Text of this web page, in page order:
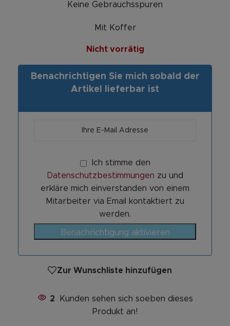
Keine Gebrauchsspuren
Mit Koffer
Nicht vorrätig
Benachrichtigen Sie mich sobald der
Artikel lieferbar ist
Ich stimme den
Datenschutzbestimmungen zu und
erkläre mich einverstanden von einem
Mitarbeiter via Email kontaktiert zu
werden.
Benachrichtigung aktivieren
Zur Wunschliste hinzufügen
2
Kunden sehen sich soeben dieses
Produkt an!